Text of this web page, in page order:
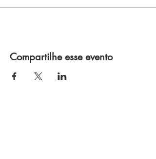
Compartilhe esse evento